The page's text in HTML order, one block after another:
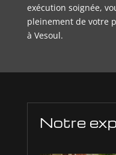
exécution soignée,
pleinement de votre
à Vesoul.
Notre